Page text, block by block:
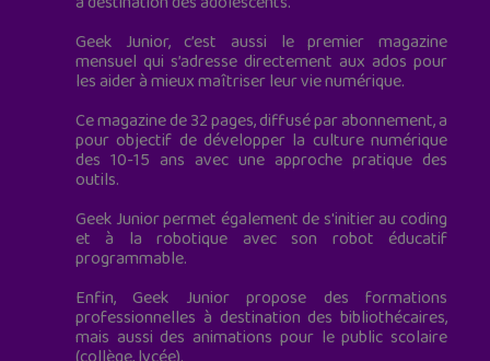
Geek Junior, c’est aussi le premier magazine
mensuel qui s’adresse directement aux ados pour
les aider à mieux maîtriser leur vie numérique.
Ce magazine de 32 pages, diffusé par abonnement, a
pour objectif de développer la culture numérique
des 10-15 ans avec une approche pratique des
outils.
Geek Junior permet également de s'initier au coding
et à la robotique avec son robot éducatif
programmable.
Enfin, Geek Junior propose des formations
professionnelles à destination des bibliothécaires,
mais aussi des animations pour le public scolaire